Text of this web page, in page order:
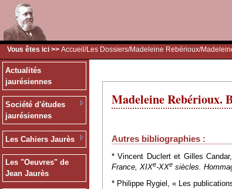
Vous êtes ici >> Accueil /Les Dossiers/Madeleine Rebérioux/
Actualités
jaurésiennes
Société d'études
jaurésiennes
Les Cahiers Jaurès
Les "Oeuvres" de
Jean Jaurès
Madeleine Rebérioux.
Autres bibliographies :
* Vincent Duclert et Gilles
France, XIXe-XXe siècles.
* Philippe Rygiel, « Les